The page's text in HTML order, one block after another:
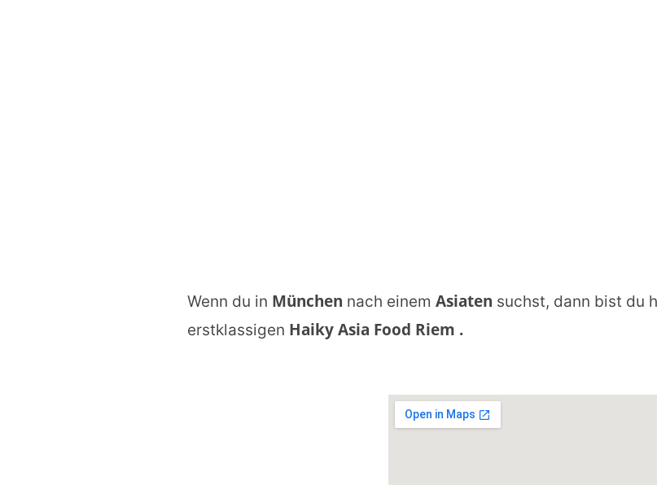
Wenn du in München nach einem Asiaten suchst, dann bist du
erstklassigen Haiky Asia Food Riem .